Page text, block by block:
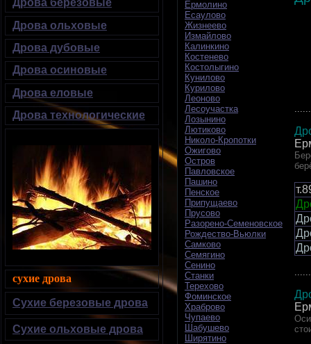
Ермолино
Есаулово
Жизнеево
Измайлово
Калинкино
Костенево
Костолыгино
Кунилово
Курилово
Леоново
Лесоучастка
Лозынино
Лютиково
Николо-Кропотки
Ожигово
Остров
Павловское
Пашино
Пенское
Припущаево
Прусово
Разорено-Семеновское
Рождество-Вьюлки
Самково
Семягино
Сенино
Станки
Терехово
Фоминское
Храброво
Чупаево
Шабушево
Ширятино
Дрова березовые
Дрова ольховые
Дрова дубовые
Дрова осиновые
Дрова еловые
Дрова технологические
сухие дрова
Сухие березовые дрова
Сухие ольховые дрова